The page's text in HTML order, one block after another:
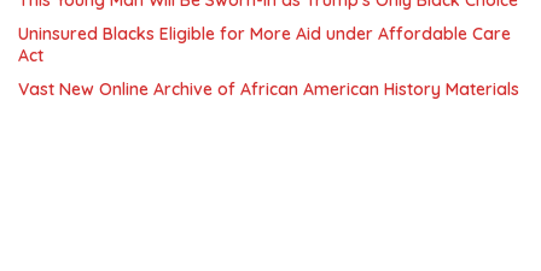
Uninsured Blacks Eligible for More Aid under Affordable Care
Act
Vast New Online Archive of African American History Materials